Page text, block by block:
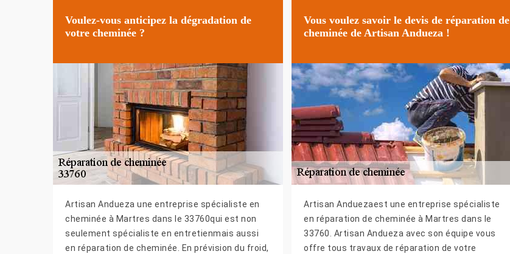
Voulez-vous anticipez la dégradation de
votre cheminée ?
Artisan Andueza une entreprise spécialiste en
cheminée à Martres dans le 33760qui est non
seulement spécialiste en entretienmais aussi
en réparation de cheminée. En prévision du froid,
Vous voulez savoir le devis de réparation de
cheminée de Artisan Andueza !
Artisan Anduezaest une entreprise spécialiste
en réparation de cheminée à Martres dans le
33760. Artisan Andueza avec son équipe vous
offre tous travaux de réparation de votre